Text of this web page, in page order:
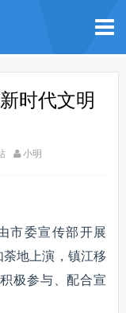
时代文明
小明
市委宣传部开展
荼地上演，镇江移
极参与、配合宣